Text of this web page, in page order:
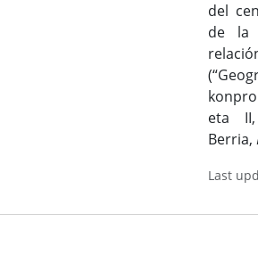
del
de la
eta II,
Berria,
Last